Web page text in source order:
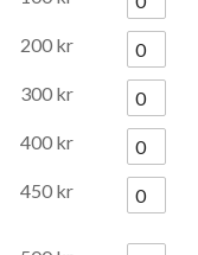
200 kr
300 kr
400 kr
450 kr